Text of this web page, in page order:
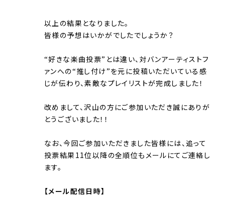
以上の結果となりました。
皆様の予想はいかがでしたでしょうか？
“好きな楽曲投票”とは違い、対バンアーティストフ
ァンへの“推し付け”を元に投稿いただいている感
じが伝わり、素敵なプレイリストが完成しました！
改めまして、沢山の方にご参加いただき誠にありが
とうございました！！
なお、今回ご参加いただきました皆様には、追って
投票結果11位以降の全順位もメールにてご連絡し
ます。
【メール配信日時】